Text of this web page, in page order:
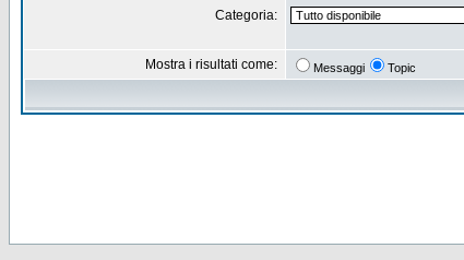
Categoria:
Mostra i risultati come: Messaggi Topic